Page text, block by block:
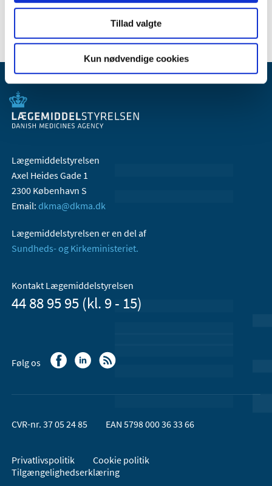
Tillad valgte
Kun nødvendige cookies
2005 (2)
Lægemiddelstyrelsen
Axel Heides Gade 1
2300 København S
Email: dkma@dkma.dk
Lægemiddelstyrelsen er en del af
Sundheds- og Kirkeministeriet.
Kontakt Lægemiddelstyrelsen
44 88 95 95 (kl. 9 - 15)
Følg os
CVR-nr. 37 05 24 85 EAN 5798 000 36 33 66
Privatlivspolitik
Cookie politik
Tilgængelighedserklæring